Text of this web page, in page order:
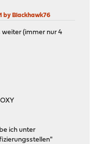
by Blackhawk76
weiter (immer nur 4
ich unter